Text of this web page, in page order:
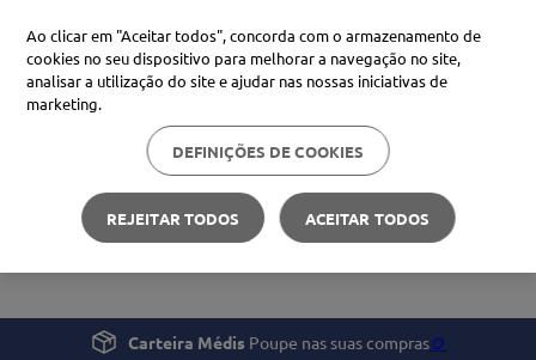
Procure no Marketplace Médis
Pesquisas mais comuns
xiaomi
cerave
Bem-estar
Suplementos e Vitaminas
Solgar Female Multiple Multivitaminico Comprimidos
Carteira Médis Poupe nas suas compras🪙
Ao clicar em "Aceitar todos", concorda com o armazenamento de
cookies no seu dispositivo para melhorar a navegação no site,
analisar a utilização do site e ajudar nas nossas iniciativas de
marketing.
DEFINIÇÕES DE COOKIES
REJEITAR TODOS ACEITAR TODOS